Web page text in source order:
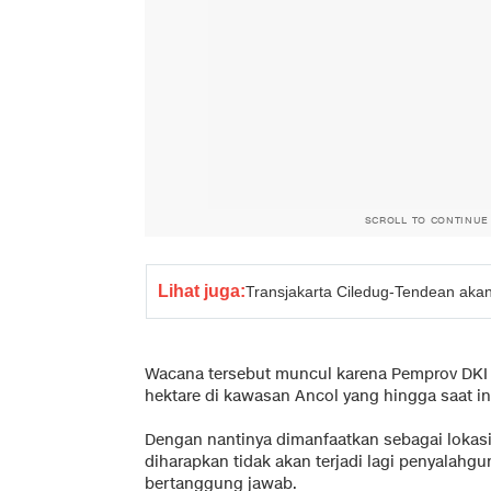
SCROLL TO
Lihat juga:Transjakarta Ciledug-Tendean
Wacana tersebut muncul karena Pemprov
hektare di kawasan Ancol yang hingga saat
Dengan nantinya dimanfaatkan sebagai
diharapkan tidak akan terjadi lagi
bertanggung jawab.